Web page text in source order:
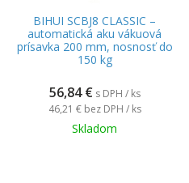
BIHUI SCBJ8 CLASSIC –
automatická aku vákuová
prísavka 200 mm, nosnosť do
150 kg
56,84 € s DPH / ks
46,21 € bez DPH / ks
Skladom